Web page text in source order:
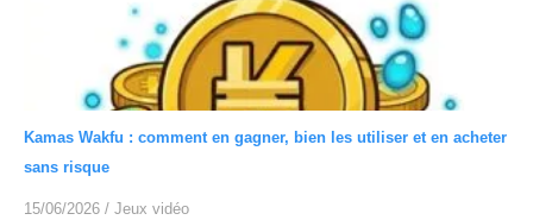
Kamas Wakfu : comment en gagner, bien les utiliser et en acheter
sans risque
15/06/2026 / Jeux vidéo